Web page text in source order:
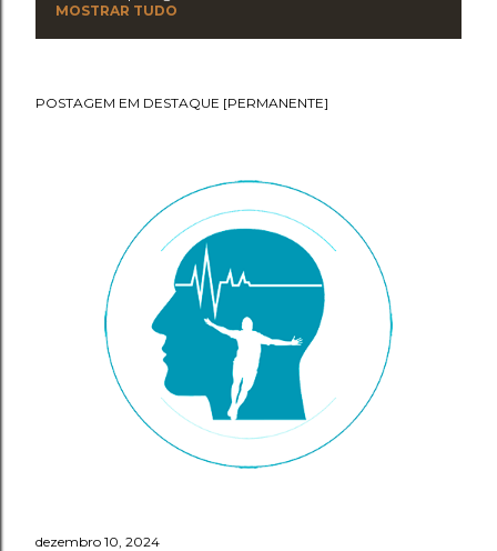
s
MOSTRAR TUDO
POSTAGEM EM DESTAQUE [PERMANENTE]
dezembro 10, 2024